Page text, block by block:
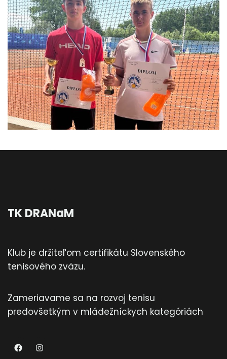
TK DRANaM
Klub je držiteľom certifikátu Slovenského
tenisového zväzu.
Zameriavame sa na rozvoj tenisu
predovšetkým v mládežníckych kategóriách
TKDRANaM Instagram